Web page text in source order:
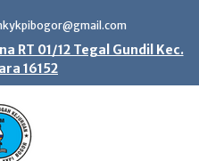
RT 01/12 Tegal Gundil Kec.
16152